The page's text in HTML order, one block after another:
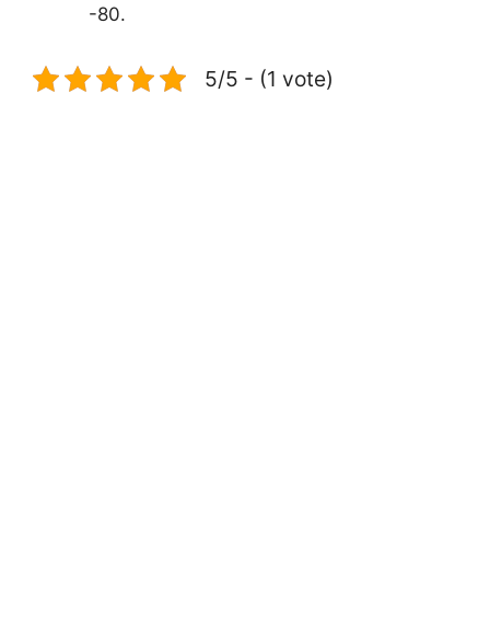
-80.
5/5 - (1 vote)